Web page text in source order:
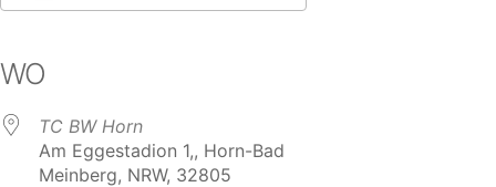
WO
TC BW Horn
Am Eggestadion 1,, Horn-Bad
Meinberg, NRW, 32805